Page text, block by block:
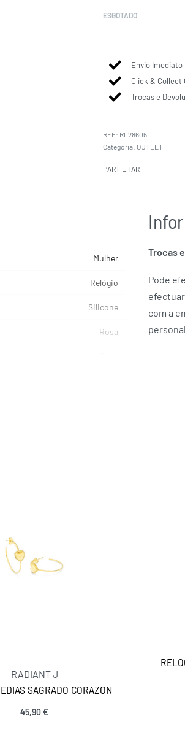
ESGOTADO
Envio Imediato
Click & Collect
Trocas e
RL28605
Categoria: OUTLET
PARTILHAR
Mulher
Relógio
Silicone
Rosa
Trocas
Pode
com a
RADIANT J
SAGRADO CORAZON
45,90€